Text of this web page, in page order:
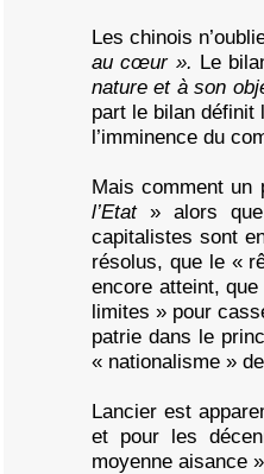
Les chinois
au cœur ». Le
nature et à son
part le bilan définit
l’imminence du
Mais comment un
l’Etat » alors
capitalistes sont
résolus, que le «
encore atteint,
limites » pour
patrie dans le
« nationalisme »
Lancier est
et pour les
moyenne aisance